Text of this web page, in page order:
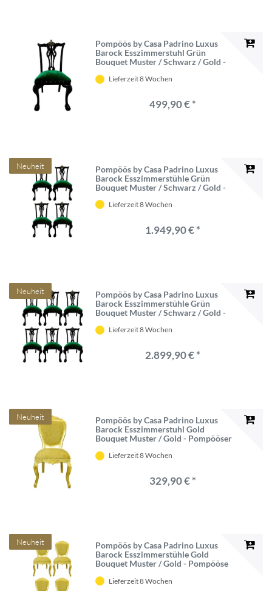
Pompöös by Casa Padrino Luxus
Barock Esszimmerstuhl Grün
Bouquet Muster / Schwarz / Gold -
Harald Glööckler - Barock
Lieferzeit 8 Wochen
499,90 € *
Neuheit
Pompöös by Casa Padrino Luxus
Barock Esszimmerstühle Grün
Bouquet Muster / Schwarz / Gold -
Harald Glööckler - 4
Lieferzeit 8 Wochen
1.949,90 € *
Neuheit
Pompöös by Casa Padrino Luxus
Barock Esszimmerstühle Grün
Bouquet Muster / Schwarz / Gold -
Harald Glööckler - 6
Lieferzeit 8 Wochen
2.899,90 € *
Neuheit
Pompöös by Casa Padrino Luxus
Barock Esszimmerstuhl Gold
Bouquet Muster / Gold - Pompööser
Glööckler - Barock Esszimmer Möbel
Lieferzeit 8 Wochen
329,90 € *
Neuheit
Pompöös by Casa Padrino Luxus
Barock Esszimmerstühle Gold
Bouquet Muster / Gold - Pompööse
Glööckler - 4 Esszimmerstühle -
Lieferzeit 8 Wochen